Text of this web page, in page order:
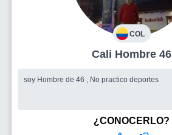
COL
Cali Hombre 46
soy Hombre de 46 , No practico deportes
¿CONOCERLO?